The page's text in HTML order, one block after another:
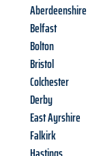
Aberdeenshire
Belfast
Bolton
Bristol
Colchester
Derby
East Ayrshire
Falkirk